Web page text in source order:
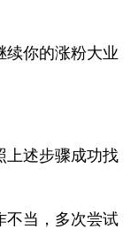
续你的涨粉大业
上述步骤成功找
不当，多次尝试